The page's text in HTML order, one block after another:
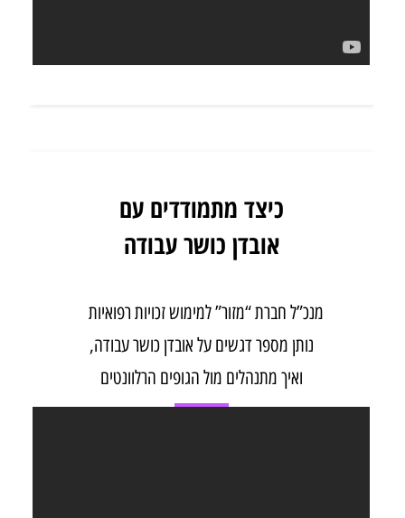
כיצד מתמודדים עם
אובדן כושר עבודה
מנכ”ל חברת “מזור” למימוש זכויות רפואיות
נותן מספר דגשים על אובדן כושר עבודה,
ואיך מתנהלים מול הגופים הרלוונטים